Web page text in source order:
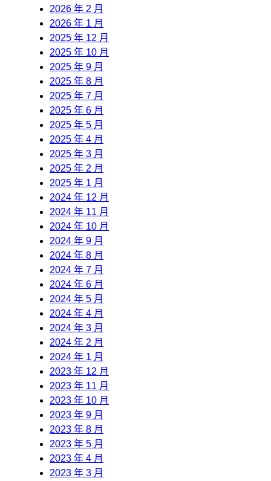
2026 年 2 月
2026 年 1 月
2025 年 12 月
2025 年 10 月
2025 年 9 月
2025 年 8 月
2025 年 7 月
2025 年 6 月
2025 年 5 月
2025 年 4 月
2025 年 3 月
2025 年 2 月
2025 年 1 月
2024 年 12 月
2024 年 11 月
2024 年 10 月
2024 年 9 月
2024 年 8 月
2024 年 7 月
2024 年 6 月
2024 年 5 月
2024 年 4 月
2024 年 3 月
2024 年 2 月
2024 年 1 月
2023 年 12 月
2023 年 11 月
2023 年 10 月
2023 年 9 月
2023 年 8 月
2023 年 5 月
2023 年 4 月
2023 年 3 月